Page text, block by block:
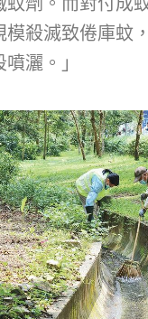
模殺滅致倦庫蚊
灑。」